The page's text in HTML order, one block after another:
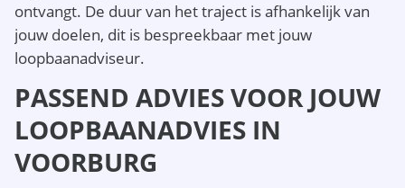
ontvangt. De duur van het traject is afhankelijk van
jouw doelen, dit is bespreekbaar met jouw
loopbaanadviseur.
PASSEND ADVIES VOOR JOUW
LOOPBAANADVIES IN
VOORBURG